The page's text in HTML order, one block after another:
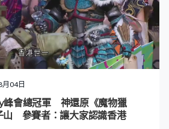
04日
峰會總冠軍 神還原《魔物獵
山 參賽者：讓大家認識香港